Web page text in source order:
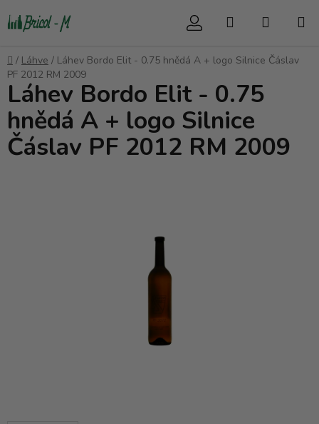
na
Hledat
Domů
/ Láhve / Láhev Bordo Elit - 0.75 hnědá A + logo Silnice Čáslav
PF 2012 RM 2009
Láhev Bordo Elit - 0.75
hnědá A + logo Silnice
Čáslav PF 2012 RM 2009